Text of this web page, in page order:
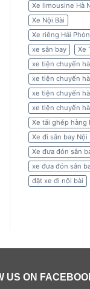
Xe limousine Hà
Xe Nội Bài
Xe riêng Hải
xe sân bay
Xe
xe tiện chuyến
xe tiện chuyến
xe tiện chuyến
xe tiện chuyến
Xe tải ghép hàng
Xe đi sân bay Nội
Xe đưa đón sân
xe đưa đón sân
đặt xe đi nội bài
US ON